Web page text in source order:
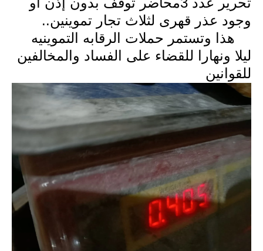
وجود عذر قهرى لثلاث تجار تموينين..
‏هذا وتستمر حملات الرقابه التموينيه
ليلا ونهارا للقضاء على الفساد والمخالفين
للقوانين